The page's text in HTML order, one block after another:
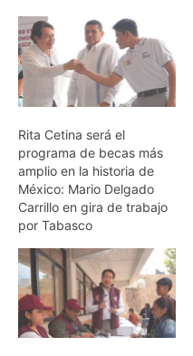
Rita Cetina será el
programa de becas más
amplio en la historia de
México: Mario Delgado
Carrillo en gira de trabajo
por Tabasco